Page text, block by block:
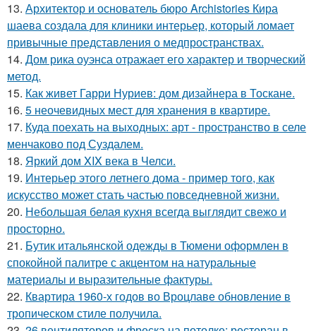
13. Архитектор и основатель бюро Archistories Кира
шаева создала для клиники интерьер, который ломает
привычные представления о медпространствах.
14. Дом рика оуэнса отражает его характер и творческий
метод.
15. Как живет Гарри Нуриев: дом дизайнера в Тоскане.
16. 5 неочевидных мест для хранения в квартире.
17. Куда поехать на выходных: арт - пространство в селе
менчаково под Суздалем.
18. Яркий дом XIX века в Челси.
19. Интерьер этого летнего дома - пример того, как
искусство может стать частью повседневной жизни.
20. Небольшая белая кухня всегда выглядит свежо и
просторно.
21. Бутик итальянской одежды в Тюмени оформлен в
спокойной палитре с акцентом на натуральные
материалы и выразительные фактуры.
22. Квартира 1960-х годов во Вроцлаве обновление в
тропическом стиле получила.